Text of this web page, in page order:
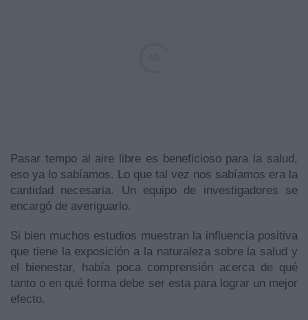
Pasar tempo al aire libre es beneficioso para la salud,
eso ya lo sabíamos. Lo que tal vez nos sabíamos era la
cantidad necesaria. Un equipo de investigadores se
encargó de averiguarlo.
Si bien muchos estudios muestran la influencia positiva
que tiene la exposición a la naturaleza sobre la salud y
el bienestar, había poca comprensión acerca de qué
tanto o en qué forma debe ser esta para lograr un mejor
efecto.